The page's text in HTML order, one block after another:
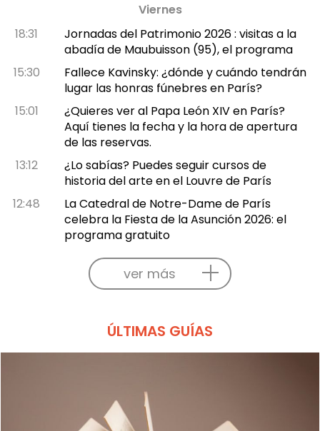
Viernes
18:31
Jornadas del Patrimonio 2026 : visitas a la
abadía de Maubuisson (95), el programa
15:30
Fallece Kavinsky: ¿dónde y cuándo tendrán
lugar las honras fúnebres en París?
15:01
¿Quieres ver al Papa León XIV en París?
Aquí tienes la fecha y la hora de apertura
de las reservas.
13:12
¿Lo sabías? Puedes seguir cursos de
historia del arte en el Louvre de París
12:48
La Catedral de Notre-Dame de París
celebra la Fiesta de la Asunción 2026: el
programa gratuito
ver más
ÚLTIMAS GUÍAS